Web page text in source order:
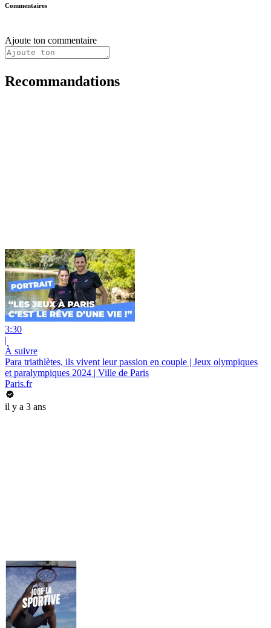
Commentaires
Ajoute ton commentaire
Recommandations
3:30
|
À suivre
Para triathlètes, ils vivent leur passion en couple | Jeux olympiques
et paralympiques 2024 | Ville de Paris
Paris.fr
il y a 3 ans